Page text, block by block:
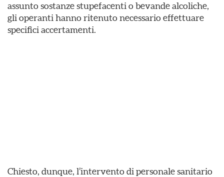
assunto sostanze stupefacenti o bevande alcoliche,
gli operanti hanno ritenuto necessario effettuare
specifici accertamenti.
Chiesto, dunque, l’intervento di personale sanitario